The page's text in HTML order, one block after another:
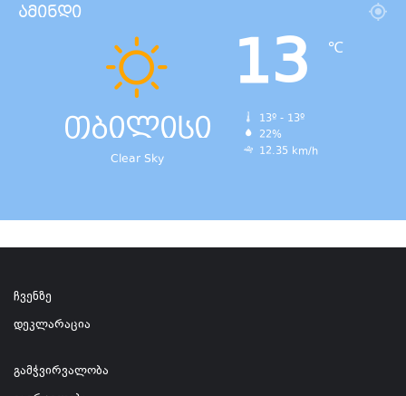
ამინდი
თბილისი
Clear Sky
13 ℃
13º - 13º
22%
12.35 km/h
ჩვენზე
დეკლარაცია
გამჭვირვალობა